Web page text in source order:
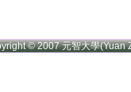
© 2007 元智大學(Yuan